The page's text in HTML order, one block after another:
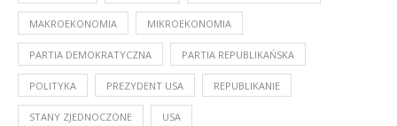
MAKROEKONOMIA MIKROEKONOMIA
PARTIA DEMOKRATYCZNA PARTIA REPUBLIKAŃSKA
POLITYKA PREZYDENT USA REPUBLIKANIE
STANY ZJEDNOCZONE USA